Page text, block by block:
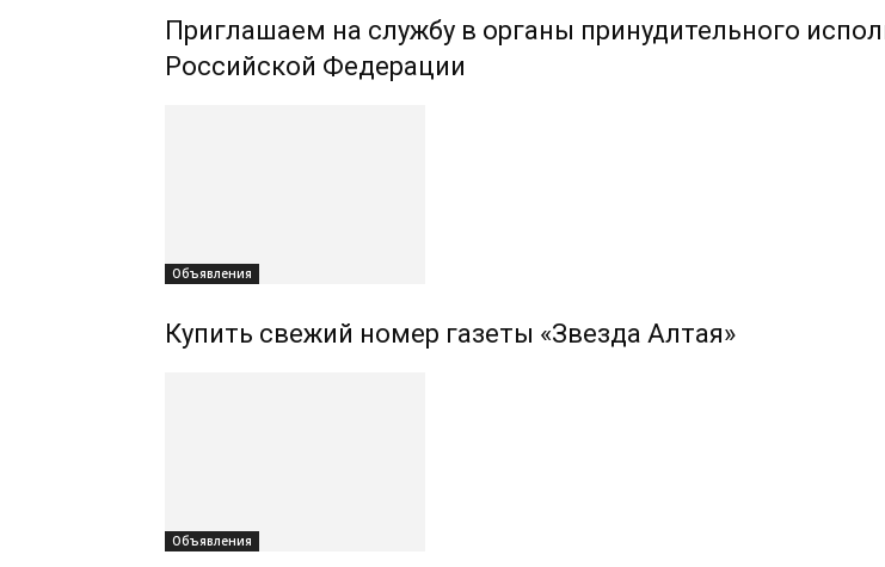
Приглашаем на службу в органы принудительного
Российской Федерации
Объявления
Купить свежий номер газеты «Звезда Алтая»
Объявления